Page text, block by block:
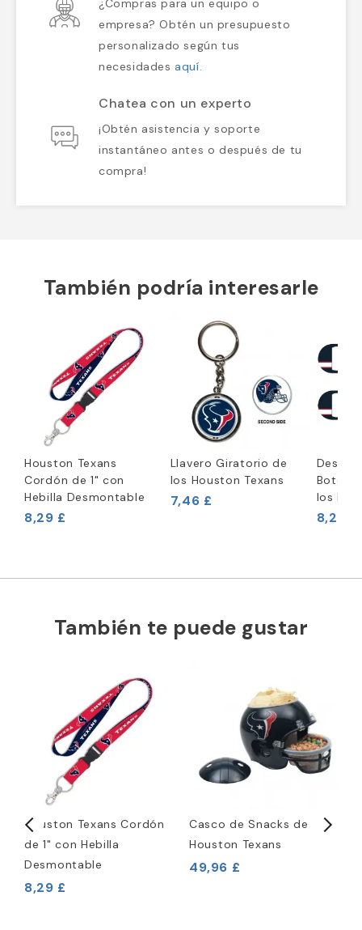
¿Compras para un equipo o
empresa? Obtén un presupuesto
personalizado según tus
necesidades aquí.
Chatea con un experto
¡Obtén asistencia y soporte
instantáneo antes o después de tu
compra!
También podría interesarle
Houston Texans
Cordón de 1" con
Hebilla Desmontable
8,29 £
Llavero Giratorio de
los Houston Texans
7,46 £
los
8,29 £
También te puede gustar
Houston Texans Cordón
de 1" con Hebilla
Desmontable
8,29 £
Casco de Snacks de
Houston Texans
49,96 £